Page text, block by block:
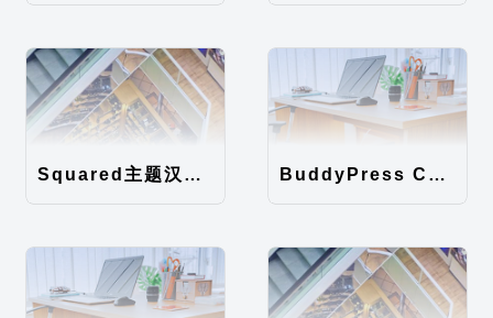
Squared主题汉化包 BuddyPress Colours主题汉化包